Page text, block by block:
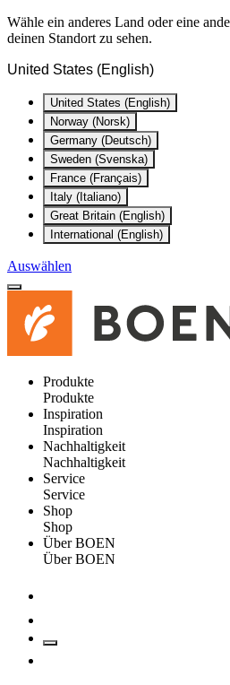
Wähle ein anderes Land oder eine
deinen Standort zu sehen.
United States (English)
United States (English)
Norway (Norsk)
Germany (Deutsch)
Sweden (Svenska)
France (Français)
Italy (Italiano)
Great Britain (English)
International (English)
Auswählen
Produkte
Produkte
Inspiration
Inspiration
Nachhaltigkeit
Nachhaltigkeit
Service
Service
Shop
Shop
Über BOEN
Über BOEN